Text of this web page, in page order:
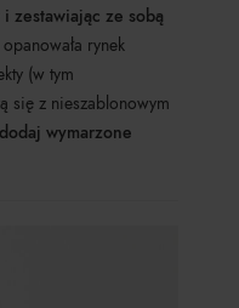
zestawiając ze sobą
rynek
(w tym
się z nieszablonowym
wymarzone